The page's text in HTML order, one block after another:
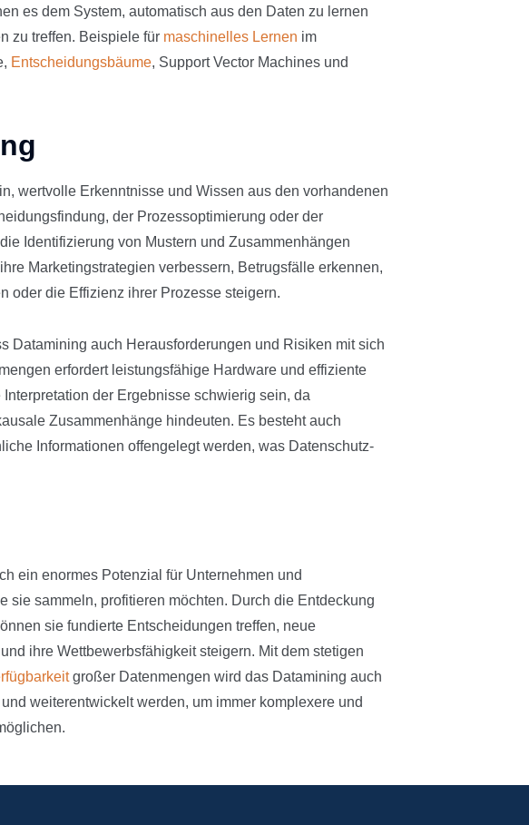
es dem System, automatisch aus den Daten zu lernen
zu treffen. Beispiele für maschinelles Lernen im
Entscheidungsbäume, Support Vector Machines und
wertvolle Erkenntnisse und Wissen aus den vorhandenen
der Prozessoptimierung oder der
Identifizierung von Mustern und Zusammenhängen
Marketingstrategien verbessern, Betrugsfälle erkennen,
oder die Effizienz ihrer Prozesse steigern.
Datamining auch Herausforderungen und Risiken mit sich
erfordert leistungsfähige Hardware und effiziente
der Ergebnisse schwierig sein, da
Zusammenhänge hindeuten. Es besteht auch
Informationen offengelegt werden, was Datenschutz-
ein enormes Potenzial für Unternehmen und
sie sammeln, profitieren möchten. Durch die Entdeckung
sie fundierte Entscheidungen treffen, neue
ihre Wettbewerbsfähigkeit steigern. Mit dem stetigen
großer Datenmengen wird das Datamining auch
weiterentwickelt werden, um immer komplexere und